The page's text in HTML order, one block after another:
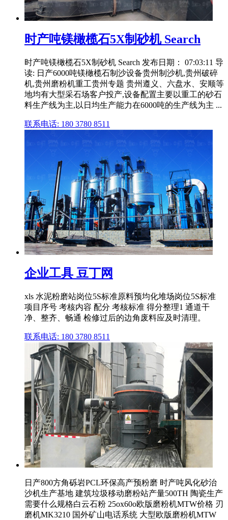
时产吨镁橄榄石5X制砂机 Search
时产吨镁橄榄石5X制砂机 Search 发布日期： 07:03:11 导
读: 日产6000吨镁橄榄石制沙设备贵州制沙机,贵州破碎
机,贵州磨粉机重工贵州专题 贵州遵义、六盘水、安顺等
地均有大型采石场客户投产,设备配置主要以重工的砂石
料生产线为主,以日均生产能力在6000吨的生产线为主 ...
联系电话: 180 3780 8511
企业工具 豆丁网
xls 水泥粉磨站岗位5S标准原料预均化堆场岗位5S标准
项目序号 考核内容 配分 考核标准 得分整理1 通道干
净、整齐、畅通 检修过后的边角废料应及时清理。
联系电话: 180 3780 8511
日产800方角砾岩PCL环保高产预粉磨 时产吨风化砂治
沙机生产基地 建筑垃圾移动磨粉站产量500TH 陶瓷生产
需要什么规格白云石粉 25ox60o欧版磨粉机MTW价格 刃
磨机MK3210 国外矿山电话系统 大型欧版磨粉机MTW